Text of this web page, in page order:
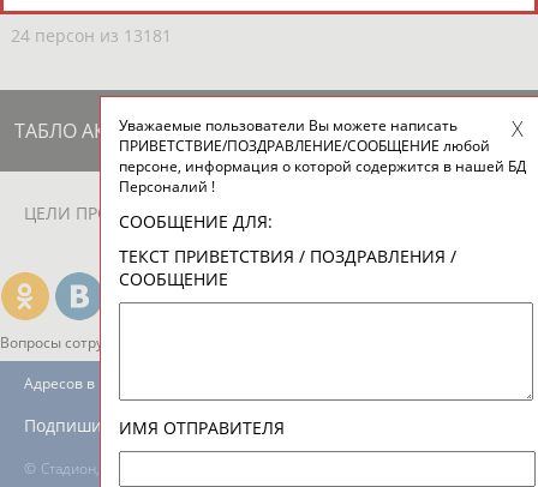
24 персон из 13181
ТАБЛО АКТИВНОСТИ
ЦЕЛИ ПРОЕКТА КОНТАКТЫ
Вопросы сотрудничества и совместной деятельности
© Стадион, 1998-2026
Адресов в новостной рассылке: 996
Подпишись
Уважаемые пользователи Вы можете написать
ПРИВЕТСТВИЕ/ПОЗДРАВЛЕНИЕ/СООБЩЕНИЕ любой
персоне, информация о которой содержится в нашей БД
Персоналий !
СООБЩЕНИЕ ДЛЯ:
ТЕКСТ ПРИВЕТСТВИЯ / ПОЗДРАВЛЕНИЯ /
СООБЩЕНИЕ
ИМЯ ОТПРАВИТЕЛЯ